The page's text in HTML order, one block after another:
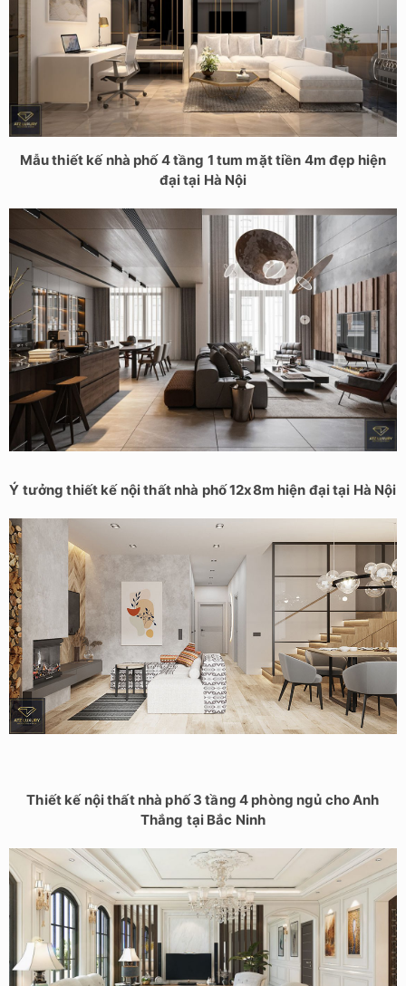
Mẫu thiết kế nhà phố 4 tầng 1 tum mặt tiền 4m đẹp hiện
đại tại Hà Nội
Ý tưởng thiết kế nội thất nhà phố 12x8m hiện đại tại Hà Nội
Thiết kế nội thất nhà phố 3 tầng 4 phòng ngủ cho Anh
Thắng tại Bắc Ninh